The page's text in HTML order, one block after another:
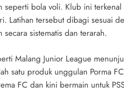
bola voli. Klub ini
Latihan tersebut dibagi sesuai
sistematis dan terarah.
Malang Junior League
satu produk unggulan Porma
FC dan kini bermain untuk